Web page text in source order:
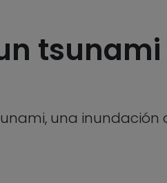
una inundación